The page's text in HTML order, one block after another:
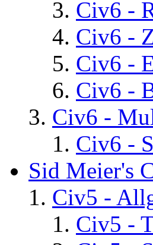
Civ6 -
Civ6 -
Civ6 -
Civ6 -
Civ6 -
Civ6 -
Sid Meier's
Civ5 -
Civ5 -